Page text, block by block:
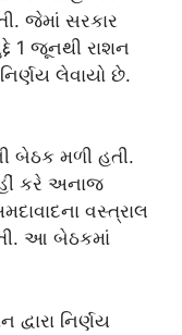
જેમાં સરકાર
1 જૂનથી રાશન
લેવાયો છે.
બેઠક મળી હતી.
કરે અનાજ
વસ્ત્રાલ
આ બેઠકમાં
નિર્ણય